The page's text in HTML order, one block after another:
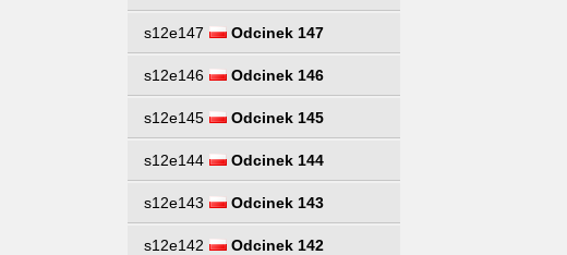
s12e147 Odcinek 147
s12e146 Odcinek 146
s12e145 Odcinek 145
s12e144 Odcinek 144
s12e143 Odcinek 143
s12e142 Odcinek 142